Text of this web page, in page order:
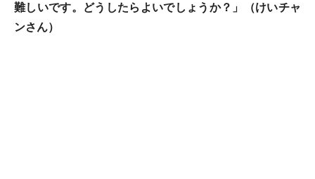
難しいです。どうしたらよいでしょうか？」（けいチャ
ンさん）